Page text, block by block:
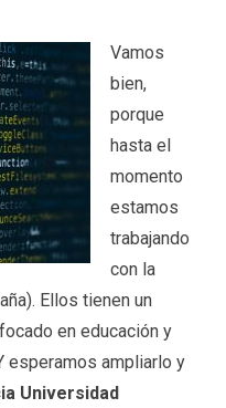
Vamos
bien,
porque
hasta el
momento
estamos
trabajando
con la
Ellos tienen un
en educación y
esperamos ampliarlo y
Universidad